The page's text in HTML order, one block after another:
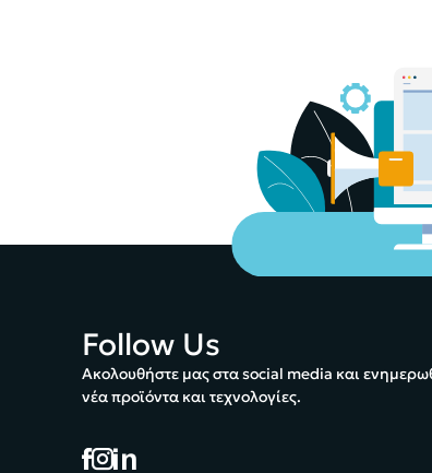
Follow Us
Ακολουθήστε μας στα social media και
νέα προϊόντα και τεχνολογίες.